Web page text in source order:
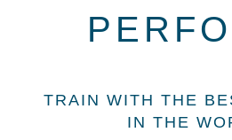
TRAIN WITH THE
IN THE